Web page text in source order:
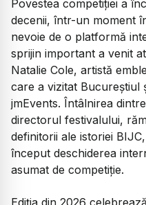
Povestea competiției a
decenii, într-un moment
nevoie de o platformă
sprijin important a venit
Natalie Cole, artistă
care a vizitat Bucureștiul
jmEvents. Întâlnirea
directorul festivalului,
definitorii ale istoriei
început deschiderea
asumat de competiție.
Ediția din 2026